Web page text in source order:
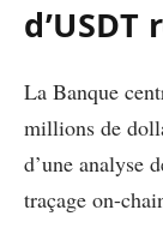
d’USDT
La Banque
millions de
d’une analyse
traçage on-